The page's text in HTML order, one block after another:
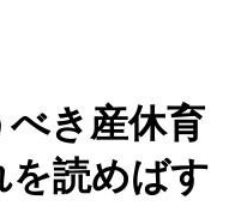
き産休育
を読めばす